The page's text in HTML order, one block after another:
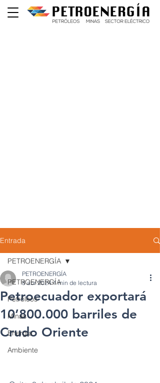
Entrada
PETROENERGÍA
Petróleos
Minas
Energía
Ambiente
PETROENERGÍA
Petroecuador exportará
10’800.000 barriles de
Crudo Oriente
PETROENERGÍA
8 abr 2024 1 min de lectura